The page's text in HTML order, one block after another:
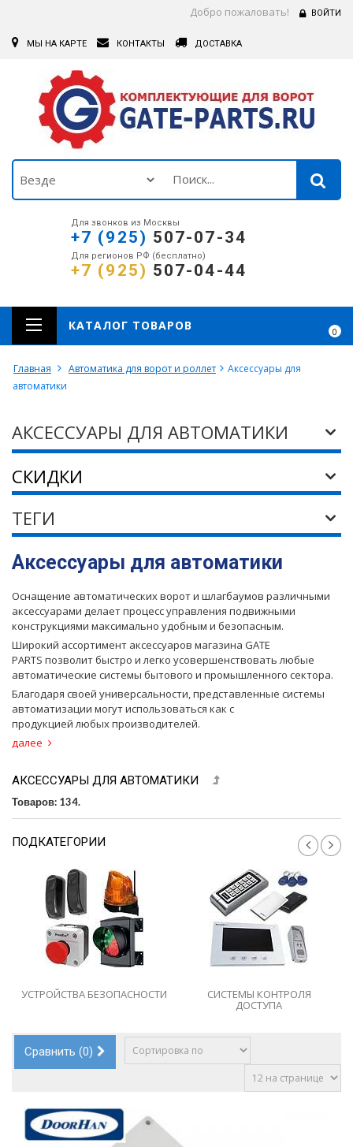
Добро пожаловать! ВОЙТИ
МЫ НА КАРТЕ КОНТАКТЫ ДОСТАВКА
Для звонков из Москвы
+7 (925) 507-07-34
Для регионов РФ (бесплатно)
+7 (925) 507-04-44
0
КАТАЛОГ ТОВАРОВ
Главная Автоматика для ворот и роллет
Аксессуары для
автоматики
АКСЕССУАРЫ ДЛЯ АВТОМАТИКИ
СКИДКИ
ТЕГИ
Аксессуары для автоматики
Оснащение автоматических ворот и шлагбаумов различными
аксессуарами делает процесс управления подвижными
конструкциями максимально удобным и безопасным.
Широкий ассортимент аксессуаров магазина GATE
PARTS позволит быстро и легко усовершенствовать любые
автоматические системы бытового и промышленного сектора.
Благодаря своей универсальности, представленные системы
автоматизации могут использоваться как с
продукцией любых производителей.
далее
АКСЕССУАРЫ ДЛЯ АВТОМАТИКИ
Товаров: 134.
ПОДКАТЕГОРИИ
СИСТЕМЫ КОНТРОЛЯ РАДИОУПРАВЛЕНИЕ
Сравнить (0)